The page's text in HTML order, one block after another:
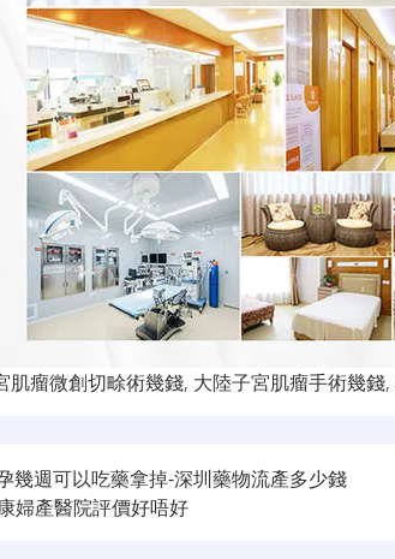
肌瘤微創切畭術幾錢, 大陸子宮肌瘤手術幾錢,
幾週可以吃藥拿掉-深圳藥物流產多少錢
婦產醫院評價好唔好